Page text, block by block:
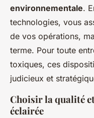
environnementale.
technologies, vous
de vos opérations,
terme. Pour toute
toxiques, ces
judicieux et
Choisir la qualité
éclairée